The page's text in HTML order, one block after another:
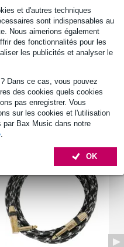
et d'autres techniques
sont indispensables au
Nous aimerions également
des fonctionnalités pour les
les publicités et analyser le
Dans ce cas, vous pouvez
des cookies quels cookies
pas enregistrer. Vous
sur les cookies et l'utilisation
par Bax Music dans notre
OK
fantôme 18 V - 48 V
produit